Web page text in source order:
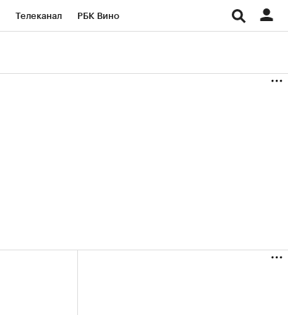
Телеканал РБК Вино